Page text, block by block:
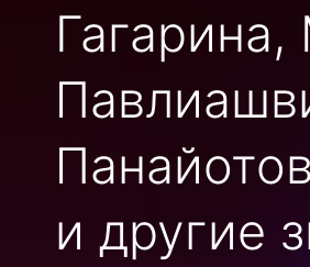
и другие